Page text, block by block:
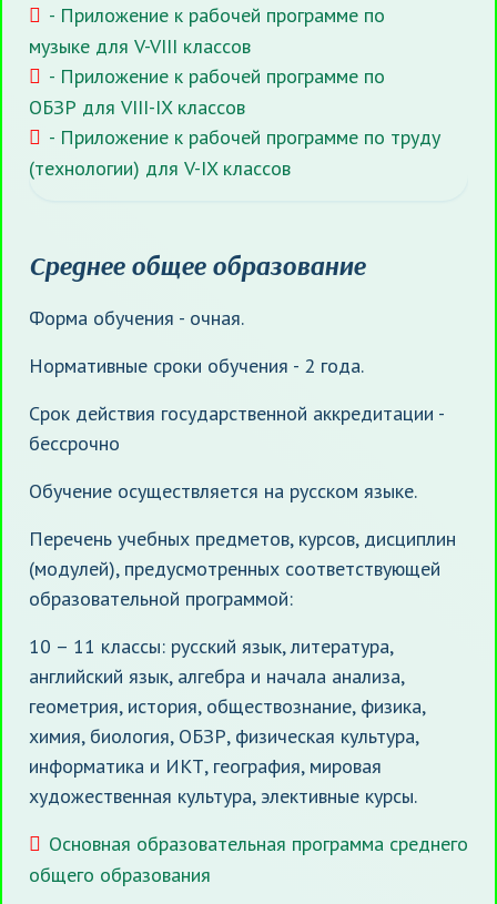
- Приложение к рабочей программе по
музыке для V-VIII классов
- Приложение к рабочей программе по
ОБЗР для VIII-IX классов
- Приложение к рабочей программе по труду
(технологии) для V-IX классов
Среднее общее образование
Форма обучения - очная.
Нормативные сроки обучения - 2 года.
Срок действия государственной аккредитации -
бессрочно
Обучение осуществляется на русском языке.
Перечень учебных предметов, курсов, дисциплин
(модулей), предусмотренных соответствующей
образовательной программой:
10 – 11 классы: русский язык, литература,
английский язык, алгебра и начала анализа,
геометрия, история, обществознание, физика,
химия, биология, ОБЗР, физическая культура,
информатика и ИКТ, география, мировая
художественная культура, элективные курсы.
Основная образовательная программа среднего
общего образования